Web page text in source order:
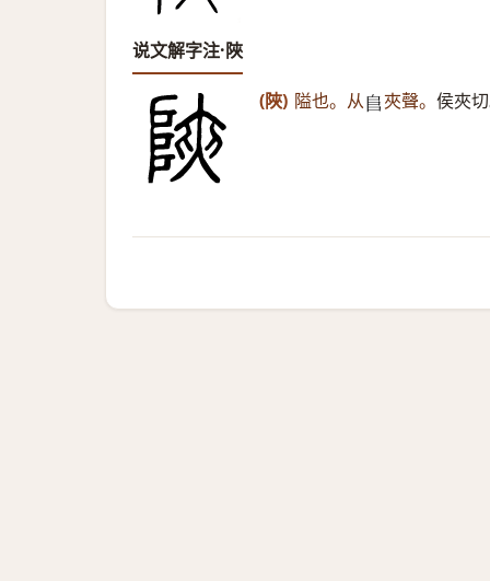
说文解字注·陜
(陜) 隘也。从𨸏夾聲。 侯夾